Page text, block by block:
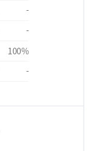
-
-
100%
-